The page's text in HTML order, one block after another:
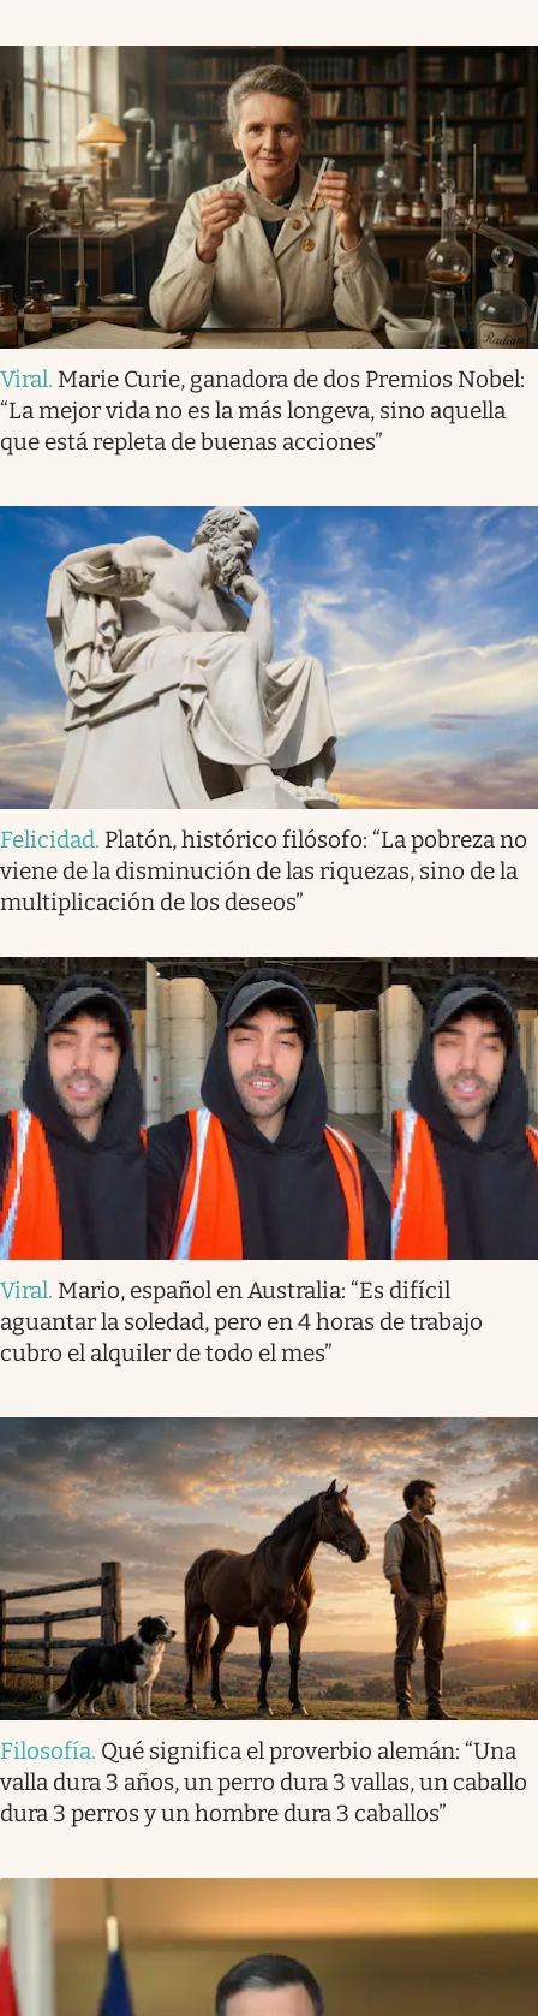
Viral. Marie Curie, ganadora de dos Premios Nobel:
“La mejor vida no es la más longeva, sino aquella
que está repleta de buenas acciones”
Felicidad. Platón, histórico filósofo: “La pobreza no
viene de la disminución de las riquezas, sino de la
multiplicación de los deseos”
Viral. Mario, español en Australia: “Es difícil
aguantar la soledad, pero en 4 horas de trabajo
cubro el alquiler de todo el mes”
Filosofía. Qué significa el proverbio alemán: “Una
valla dura 3 años, un perro dura 3 vallas, un caballo
dura 3 perros y un hombre dura 3 caballos”